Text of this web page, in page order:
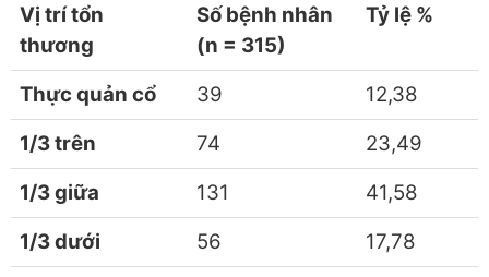
Vị trí tổn
thương
Số bệnh nhân
(n = 315)
Tỷ lệ %
Thực quản cổ 39
12,38
1/3 trên
74
23,49
1/3 giữa
131
41,58
1/3 dưới
56
17,78